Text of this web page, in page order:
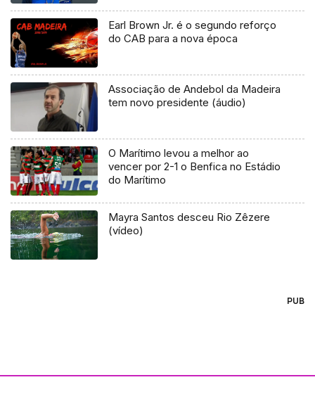
Earl Brown Jr. é o segundo reforço
do CAB para a nova época
Associação de Andebol da Madeira
tem novo presidente (áudio)
O Marítimo levou a melhor ao
vencer por 2-1 o Benfica no Estádio
do Marítimo
Mayra Santos desceu Rio Zêzere
(vídeo)
PUB